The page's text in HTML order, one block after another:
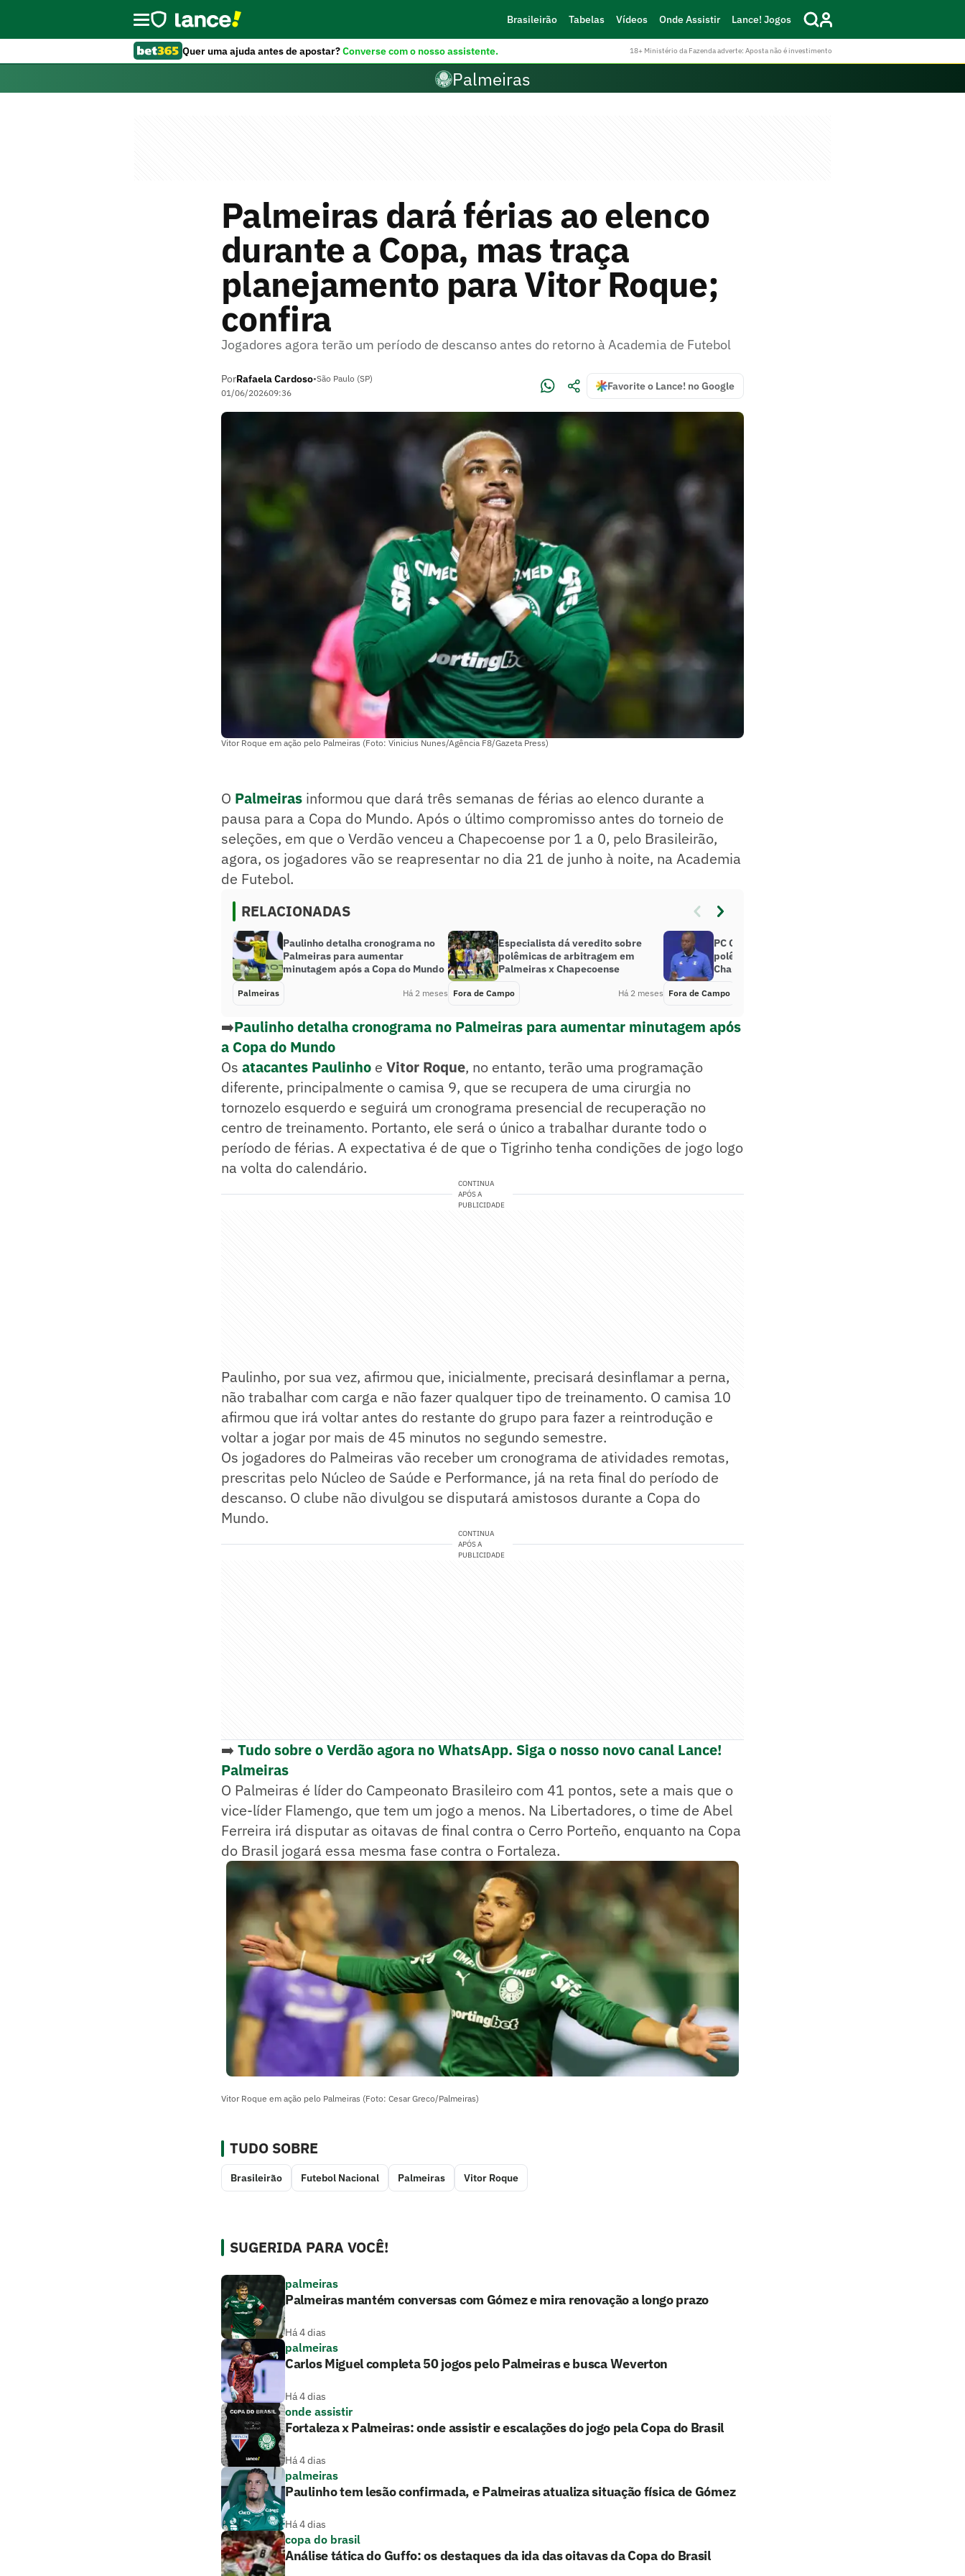
Brasileirão Tabelas Vídeos Onde Assistir Lance! Jogos
Quer uma ajuda antes de apostar?Converse com o nosso assistente. 18+ Ministério da Fazenda adverte: Aposta não é investimento
Palmeiras
Palmeiras dará férias ao elenco
durante a Copa, mas traça
planejamento para Vitor Roque;
confira
Jogadores agora terão um período de descanso antes do retorno à Academia de Futebol
PorRafaela Cardoso•São Paulo (SP)
01/06/202609:36
Favorite o Lance! no Google
Vitor Roque em ação pelo Palmeiras (Foto: Vinicius Nunes/Agência F8/Gazeta Press)
O Palmeiras informou que dará três semanas de férias ao elenco durante a
pausa para a Copa do Mundo. Após o último compromisso antes do torneio de
seleções, em que o Verdão venceu a Chapecoense por 1 a 0, pelo Brasileirão,
agora, os jogadores vão se reapresentar no dia 21 de junho à noite, na Academia
de Futebol.
RELACIONADAS
Paulinho detalha cronograma no
Palmeiras para aumentar
minutagem após a Copa do Mundo
Palmeiras Há 2 meses
Especialista dá veredito sobre
polêmicas de arbitragem em
Palmeiras x Chapecoense
Fora de Campo Há 2 meses
PC Oliveira bate martelo sobre
polêmicas de Palmeiras x
Chapecoense
Fora de Campo
➡️Paulinho detalha cronograma no Palmeiras para aumentar minutagem após
a Copa do Mundo
Os atacantes Paulinho e Vitor Roque, no entanto, terão uma programação
diferente, principalmente o camisa 9, que se recupera de uma cirurgia no
tornozelo esquerdo e seguirá um cronograma presencial de recuperação no
centro de treinamento. Portanto, ele será o único a trabalhar durante todo o
período de férias. A expectativa é de que o Tigrinho tenha condições de jogo logo
na volta do calendário.
CONTINUA
APÓS A
PUBLICIDADE
Paulinho, por sua vez, afirmou que, inicialmente, precisará desinflamar a perna,
não trabalhar com carga e não fazer qualquer tipo de treinamento. O camisa 10
afirmou que irá voltar antes do restante do grupo para fazer a reintrodução e
voltar a jogar por mais de 45 minutos no segundo semestre.
Os jogadores do Palmeiras vão receber um cronograma de atividades remotas,
prescritas pelo Núcleo de Saúde e Performance, já na reta final do período de
descanso. O clube não divulgou se disputará amistosos durante a Copa do
Mundo.
CONTINUA
APÓS A
PUBLICIDADE
➡️ Tudo sobre o Verdão agora no WhatsApp. Siga o nosso novo canal Lance!
Palmeiras
O Palmeiras é líder do Campeonato Brasileiro com 41 pontos, sete a mais que o
vice-líder Flamengo, que tem um jogo a menos. Na Libertadores, o time de Abel
Ferreira irá disputar as oitavas de final contra o Cerro Porteño, enquanto na Copa
do Brasil jogará essa mesma fase contra o Fortaleza.
Vitor Roque em ação pelo Palmeiras (Foto: Cesar Greco/Palmeiras)
TUDO SOBRE
Brasileirão Futebol Nacional Palmeiras Vitor Roque
SUGERIDA PARA VOCÊ!
palmeiras
Palmeiras mantém conversas com Gómez e mira renovação a longo prazo
Há 4 dias
palmeiras
Carlos Miguel completa 50 jogos pelo Palmeiras e busca Weverton
Há 4 dias
onde assistir
Fortaleza x Palmeiras: onde assistir e escalações do jogo pela Copa do Brasil
Há 4 dias
palmeiras
Paulinho tem lesão confirmada, e Palmeiras atualiza situação física de Gómez
Há 4 dias
copa do brasil
Análise tática do Guffo: os destaques da ida das oitavas da Copa do Brasil